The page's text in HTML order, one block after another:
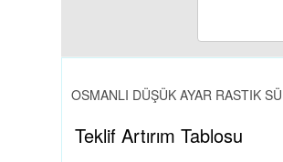
OSMANLI DÜŞÜK AYAR RASTIK
Teklif Artırım Tablosu